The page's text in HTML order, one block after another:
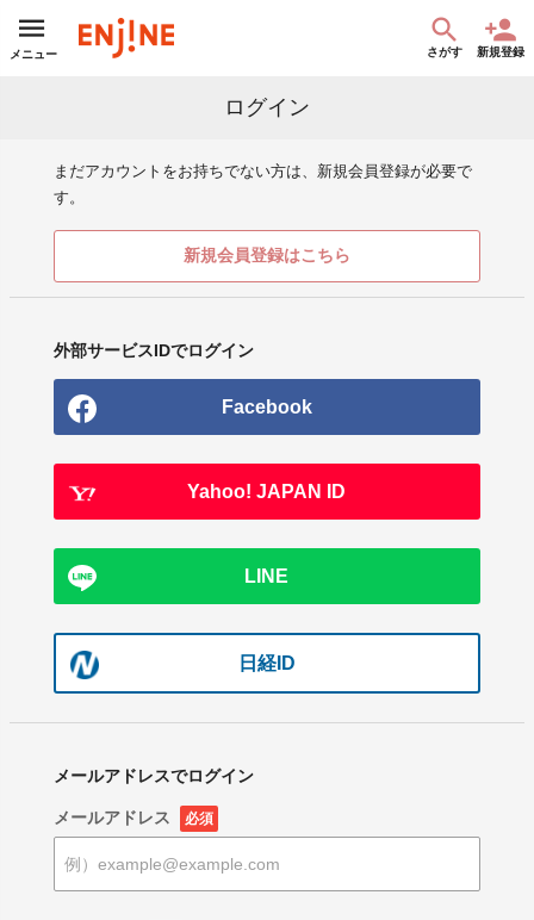
メニュー さがす 新規登録
ログイン
まだアカウントをお持ちでない方は、新規会員登録が必要で
す。
新規会員登録はこちら
外部サービスIDでログイン
Facebook
Yahoo! JAPAN ID
LINE
日経ID
メールアドレスでログイン
メールアドレス 必須